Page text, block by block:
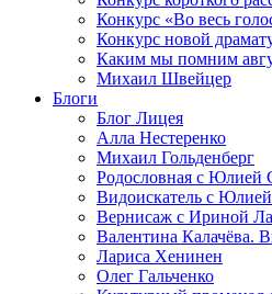
Конкурс «Во весь
Конкурс новой
Каким мы помним
Михаил Швейцер
Блоги
Блог Лицея
Алла Нестеренко
Михаил Гольденберг
Родословная с Юлией
Видоискатель с
Вернисаж с Ириной
Валентина Калачёва.
Лариса Хенинен
Олег Гальченко